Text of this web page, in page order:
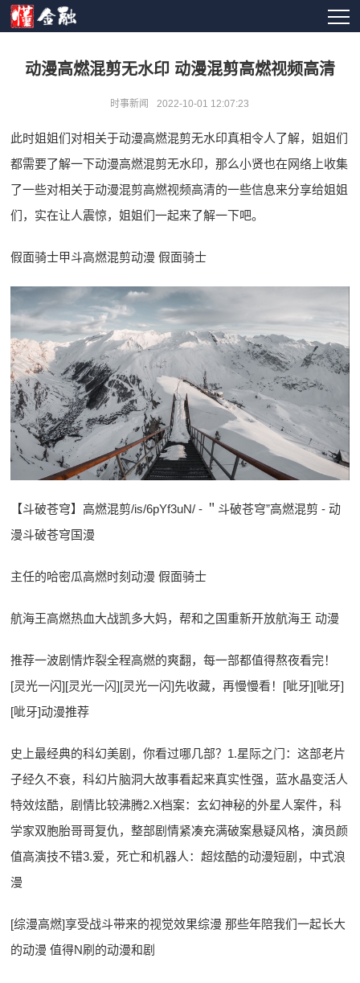
动漫高燃混剪无水印 动漫混剪高燃视频高清
时事新闻 2022-10-01 12:07:23
此时姐姐们对相关于动漫高燃混剪无水印真相令人了解，姐姐们
都需要了解一下动漫高燃混剪无水印，那么小贤也在网络上收集
了一些对相关于动漫混剪高燃视频高清的一些信息来分享给姐姐
们，实在让人震惊，姐姐们一起来了解一下吧。
假面骑士甲斗高燃混剪动漫 假面骑士
【斗破苍穹】高燃混剪/is/6pYf3uN/ - ＂斗破苍穹”高燃混剪 - 动
漫斗破苍穹国漫
主任的哈密瓜高燃时刻动漫 假面骑士
航海王高燃热血大战凯多大妈，帮和之国重新开放航海王 动漫
推荐一波剧情炸裂全程高燃的爽翻，每一部都值得熬夜看完！
[灵光一闪][灵光一闪][灵光一闪]先收藏，再慢慢看！[呲牙][呲牙]
[呲牙]动漫推荐
史上最经典的科幻美剧，你看过哪几部？1.星际之门：这部老片
子经久不衰，科幻片脑洞大故事看起来真实性强，蓝水晶变活人
特效炫酷，剧情比较沸腾2.X档案：玄幻神秘的外星人案件，科
学家双胞胎哥哥复仇，整部剧情紧凑充满破案悬疑风格，演员颜
值高演技不错3.爱，死亡和机器人：超炫酷的动漫短剧，中式浪
漫
[综漫高燃]享受战斗带来的视觉效果综漫 那些年陪我们一起长大
的动漫 值得N刷的动漫和剧